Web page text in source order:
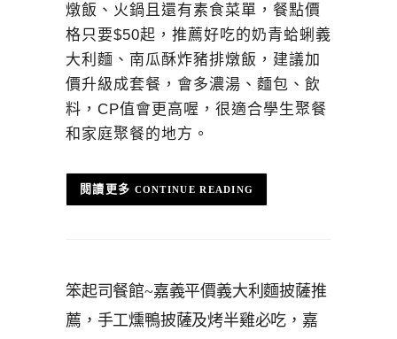
燉飯、火鍋且還有素食菜單，餐點價
格只要$50起，推薦好吃的奶青蛤蜊義
大利麵、南瓜酥炸豬排燉飯，建議加
價升級成套餐，會多濃湯、麵包、飲
料，CP值會更高喔，很適合學生聚餐
和家庭聚餐的地方。
CONTINUE READING
笨起司餐館~嘉義平價義大利麵披薩推
薦，手工燻鴨披薩及烤半雞必吃，嘉